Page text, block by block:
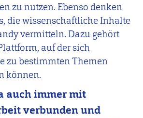
zu nutzen. Ebenso denken
die wissenschaftliche Inhalte
vermitteln. Dazu gehört
auf der sich
zu bestimmten Themen
können.
auch immer mit
verbunden und